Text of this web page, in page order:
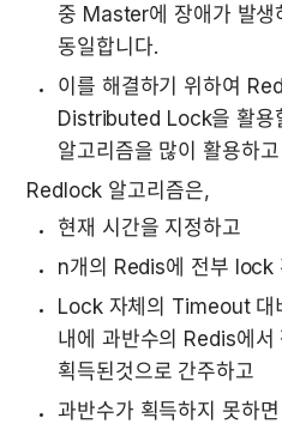
중 Master에 장애가 발
동일합니다.
이를 해결하기 위하여
Distributed Lock을 활용
알고리즘을 많이 활용하
Redlock 알고리즘은,
현재 시간을 지정하고
n개의 Redis에 전부 lock
Lock 자체의 Timeout
내에 과반수의 Redis에서
획득된것으로 간주하고
과반수가 획득하지 못하